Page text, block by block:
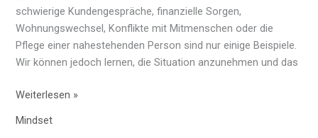
schwierige Kundengespräche, finanzielle Sorgen,
Wohnungswechsel, Konflikte mit Mitmenschen oder die
Pflege einer nahestehenden Person sind nur einige Beispiele.
Wir können jedoch lernen, die Situation anzunehmen und das
Weiterlesen »
Mindset